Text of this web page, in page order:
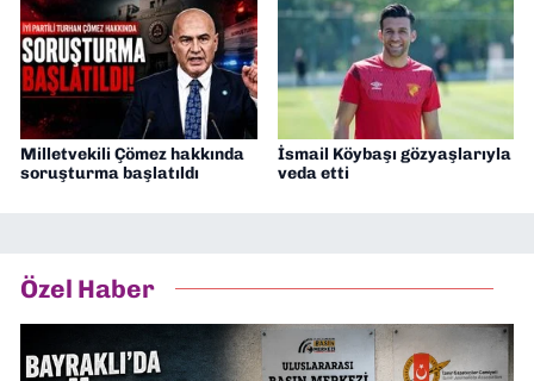
Milletvekili Çömez hakkında
soruşturma başlatıldı
İsmail Köybaşı gözyaşlarıyla
veda etti
Özel Haber